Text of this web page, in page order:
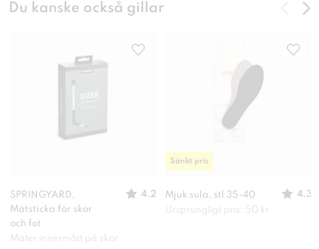
Du kanske också gillar
SPRINGYARD,
Mätsticka för skor
och fot
4.2
Mäter innermått på skor
Mjuk sula, stl 35-40
4.3
Ursprungligt pris: 50 kr
Sänkt pris